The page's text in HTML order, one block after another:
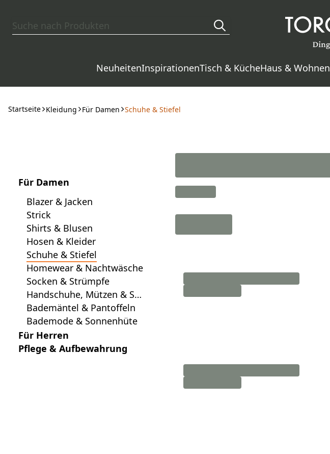
NeuheitenInspirationenTisch & KücheHaus & Wohnen
Startseite Kleidung Für Damen Schuhe & Stiefel
Für Damen
Blazer & Jacken
Strick
Shirts & Blusen
Hosen & Kleider
Schuhe & Stiefel
Homewear & Nachtwäsche
Socken & Strümpfe
Handschuhe, Mützen & Sch
als
Bademäntel & Pantoffeln
Bademode & Sonnenhüte
Für Herren
Pflege & Aufbewahrung